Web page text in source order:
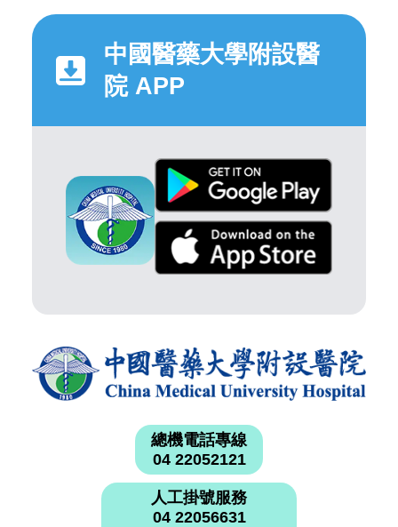
中國醫藥大學附設醫
院 APP
總機電話專線
04 22052121
人工掛號服務
04 22056631